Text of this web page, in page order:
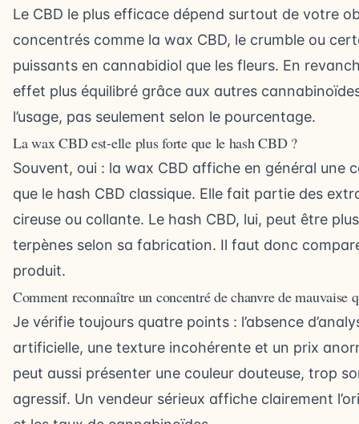
Le CBD le plus efficace dépend surtout de votre
concentrés comme la wax CBD, le crumble ou
puissants en cannabidiol que les fleurs. En
effet plus équilibré grâce aux autres
l’usage, pas seulement selon le pourcentage.
La wax CBD est-elle plus forte que le hash CBD ?
Souvent, oui : la wax CBD affiche en général une
que le hash CBD classique. Elle fait partie des
cireuse ou collante. Le hash CBD, lui, peut être
terpènes selon sa fabrication. Il faut donc
produit.
Comment reconnaître un concentré de chanvre de mauvaise
Je vérifie toujours quatre points : l’absence
artificielle, une texture incohérente et un prix
peut aussi présenter une couleur douteuse, trop
agressif. Un vendeur sérieux affiche clairement